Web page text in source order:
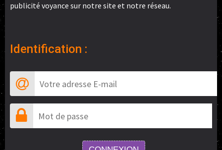
publicité voyance sur notre site et notre réseau.
Identification :